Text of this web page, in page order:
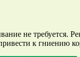
не требуется.
к гниению